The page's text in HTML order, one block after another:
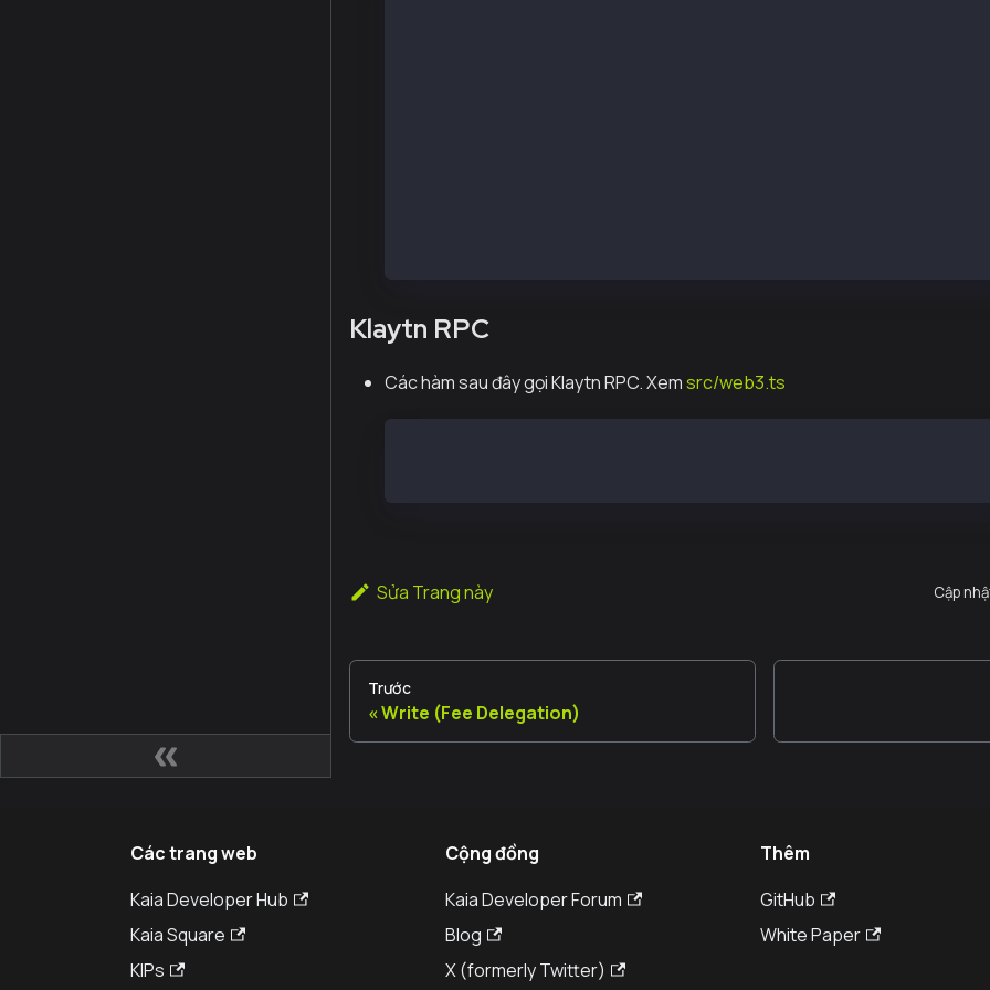
Klaytn RPC
Các hàm sau đây gọi Klaytn RPC. Xemsrc/web3.ts
Sửa Trang này Cập
Trước
Write (Fee Delegation)
Các trang web
Kaia Developer Hub
Kaia Square
KIPs
Cộng đồng
Kaia Developer Forum
Blog
X (formerly Twitter)
Thêm
GitHub
White Paper